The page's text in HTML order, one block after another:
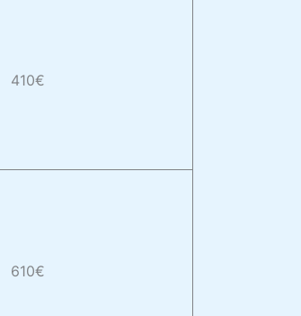
410€
610€